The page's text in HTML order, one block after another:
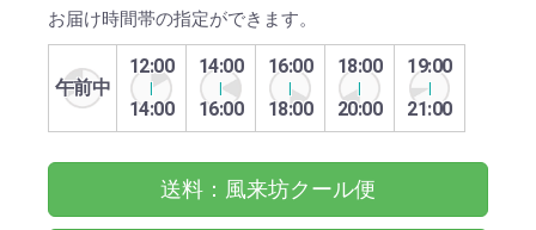
お届け時間帯の指定ができます。
午前中
12:00
14:00
14:00
16:00
16:00
18:00
18:00
20:00
19:00
21:00
送料：風来坊クール便